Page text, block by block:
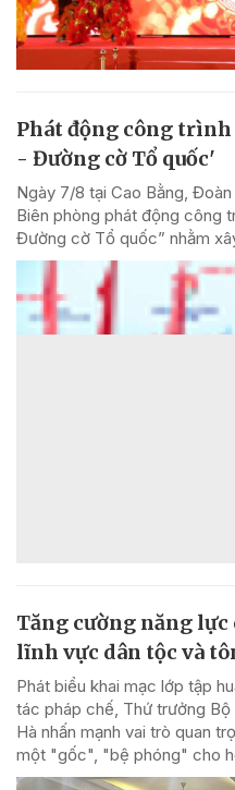
Phát động công
- Đường cờ Tổ quốc'
Ngày 7/8 tại Cao Bằng,
Biên phòng phát động công
Đường cờ Tổ quốc” nhằm
Tăng cường năng lực
lĩnh vực dân tộc và
Phát biểu khai mạc lớp tập
tác pháp chế, Thứ trưởng
Hà nhấn mạnh vai trò quan
một "gốc", "bệ phóng" cho